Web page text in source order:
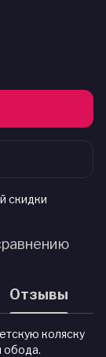
скидки
Отзывы
коляску
обода.